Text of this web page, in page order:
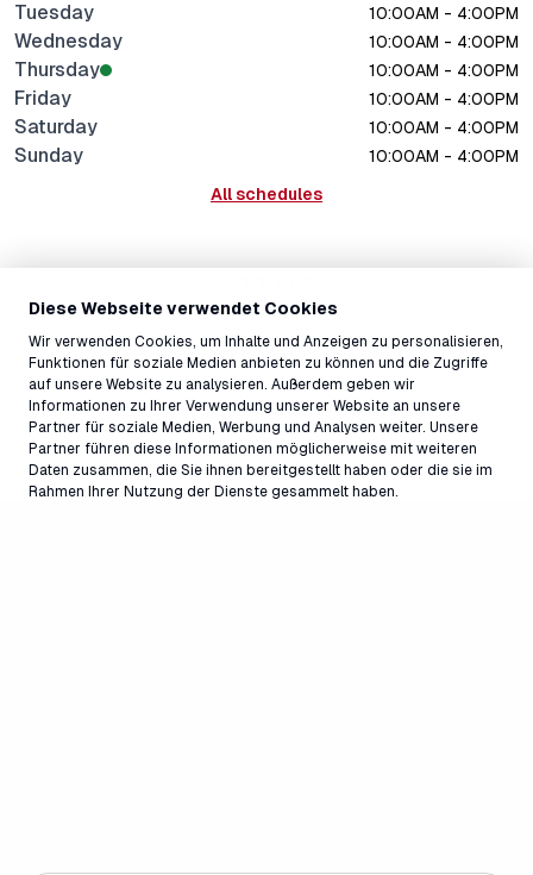
Diese Webseite verwendet Cookies
Wir verwenden Cookies, um Inhalte und Anzeigen zu personalisieren,
Funktionen für soziale Medien anbieten zu können und die Zugriffe
auf unsere Website zu analysieren. Außerdem geben wir
Informationen zu Ihrer Verwendung unserer Website an unsere
Partner für soziale Medien, Werbung und Analysen weiter. Unsere
Partner führen diese Informationen möglicherweise mit weiteren
Daten zusammen, die Sie ihnen bereitgestellt haben oder die sie im
Rahmen Ihrer Nutzung der Dienste gesammelt haben.
Tuesday 10:00AM - 4:00PM
Wednesday 10:00AM - 4:00PM
Thursday 10:00AM - 4:00PM
Friday 10:00AM - 4:00PM
Saturday 10:00AM - 4:00PM
Sunday
10:00AM - 4:00PM
All schedules
Crap Sogn Gion, Laax Murschetg, 7032, Switzerland ↗
Contact
galaaxy@laax.com
081 927 73 45